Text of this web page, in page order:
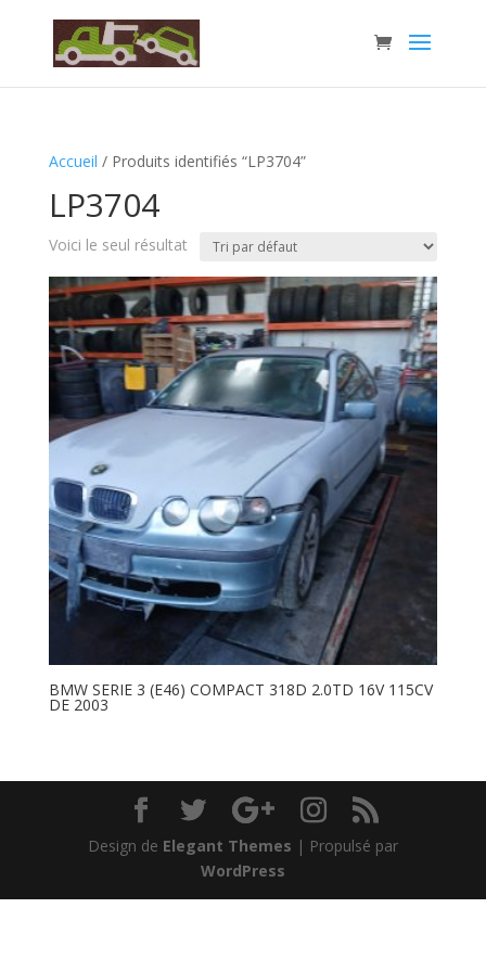
Accueil / Produits identifiés “LP3704”
LP3704
Voici le seul résultat
BMW SERIE 3 (E46) COMPACT 318D 2.0TD 16V 115CV
DE 2003
Design de Elegant Themes | Propulsé par
WordPress